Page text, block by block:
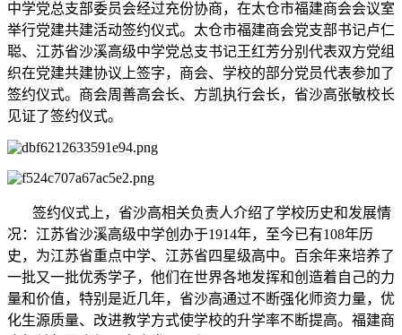
中学党总支部委员会经过充份协商，在太仓市福建商会会议室
举行党建共建活动签约仪式。太仓市福建商会党支部书记卢仁
聪、江苏省沙溪高级中学党总支书记王红芳分别代表双方党组
织在党建共建协议上签字，商会、学校的部分党员代表参加了
签约仪式。商会周善高会长、方凯执行会长，省沙高张敏校长
见证了签约仪式。
签约仪式上，省沙高相关负责人介绍了学校历史和发展情
况：江苏省沙溪高级中学创办于1914年，至今已有108年历
史，为江苏省重点中学、江苏省四星级高中。百余年来培养了
一批又一批优秀学子，他们在世界各地发挥和创造着自己的力
量和价值，特别是近几年，省沙高通过不断强化师资力量，优
化生源质量、改进教学方式使学校的升学率不断提高。福建商